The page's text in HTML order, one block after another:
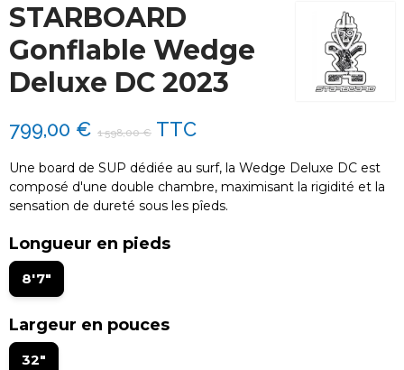
STARBOARD
Gonflable Wedge
Deluxe DC 2023
799,00 € 1 598,00 € TTC
Une board de SUP dédiée au surf, la Wedge Deluxe DC est
composé d'une double chambre, maximisant la rigidité et la
sensation de dureté sous les pîeds.
Longueur en pieds
8'7"
Largeur en pouces
32"